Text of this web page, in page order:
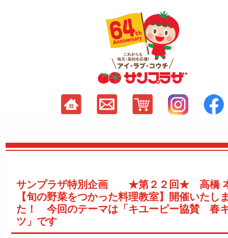
サンプラザ特別企画 ★第２２回★ 高橋
【旬の野菜をつかった料理教室】開催いたし
た！ 今回のテーマは「キユーピー協賛 春
ツ」です